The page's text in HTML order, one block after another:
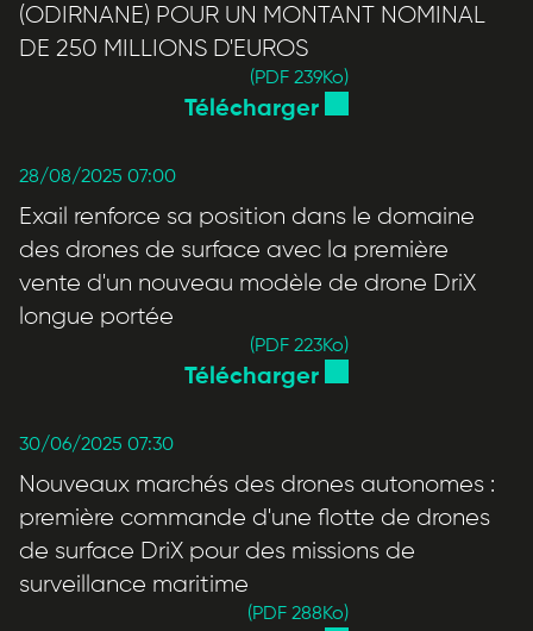
(ODIRNANE) POUR UN MONTANT NOMINAL
DE 250 MILLIONS D'EUROS
(PDF 239Ko)
Télécharger
28/08/2025 07:00
Exail renforce sa position dans le domaine
des drones de surface avec la première
vente d'un nouveau modèle de drone DriX
longue portée
(PDF 223Ko)
Télécharger
30/06/2025 07:30
Nouveaux marchés des drones autonomes :
première commande d'une flotte de drones
de surface DriX pour des missions de
surveillance maritime
(PDF 288Ko)